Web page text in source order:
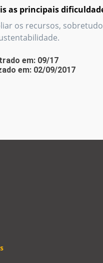
as principais
os recursos,
em: 09/17
em: 02/09/2017